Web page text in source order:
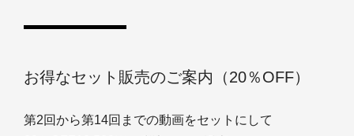
お得なセット販売のご案内（20％OFF）
第2回から第14回までの動画をセットにして